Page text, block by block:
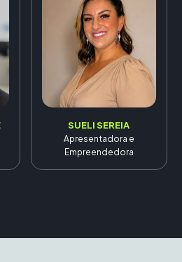
SUELI SEREIA
Apresentadora e
Empreendedora